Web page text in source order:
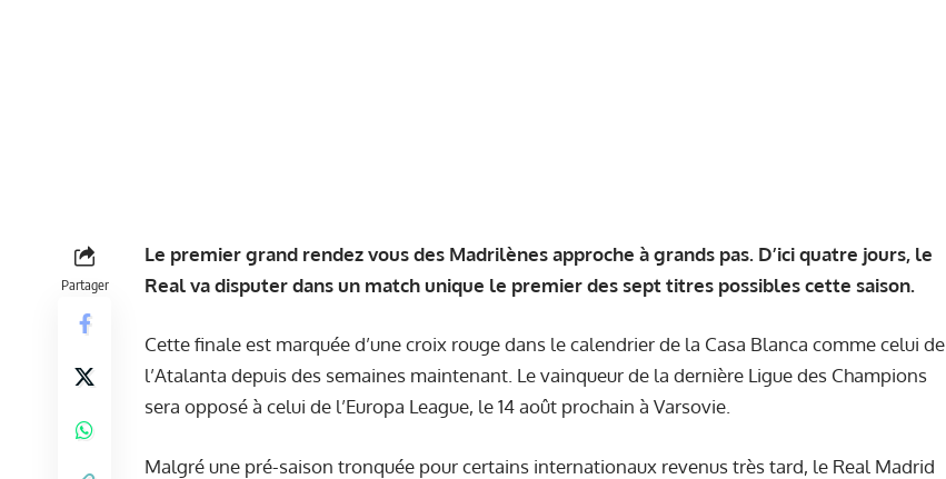
Partager
Le premier grand rendez vous des Madrilènes approche à grands pas. D’ici quatre jours, le
Real va disputer dans un match unique le premier des sept titres possibles cette saison.
Cette finale est marquée d’une croix rouge dans le calendrier de la Casa Blanca comme celui de
l’Atalanta depuis des semaines maintenant. Le vainqueur de la dernière Ligue des Champions
sera opposé à celui de l’Europa League, le 14 août prochain à Varsovie.
Malgré une pré-saison tronquée pour certains internationaux revenus très tard, le Real Madrid